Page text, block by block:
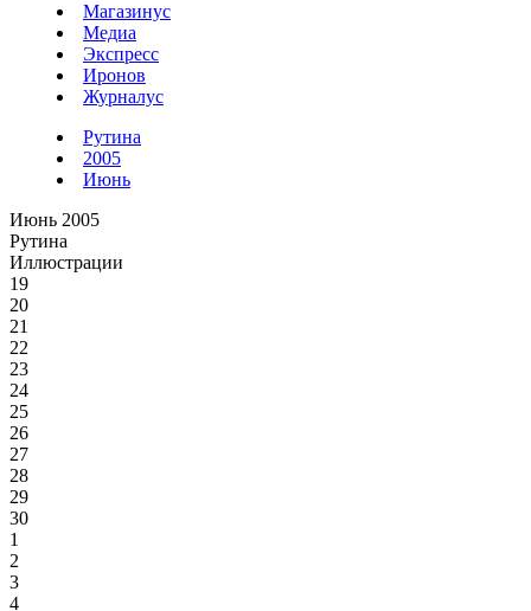
Магазинус
Медиа
Экспресс
Иронов
Журналус
Рутина
2005
Июнь
Июнь 2005
Рутина
Иллюстрации
19
20
21
22
23
24
25
26
27
28
29
30
1
2
3
4